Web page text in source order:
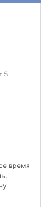
5.
время